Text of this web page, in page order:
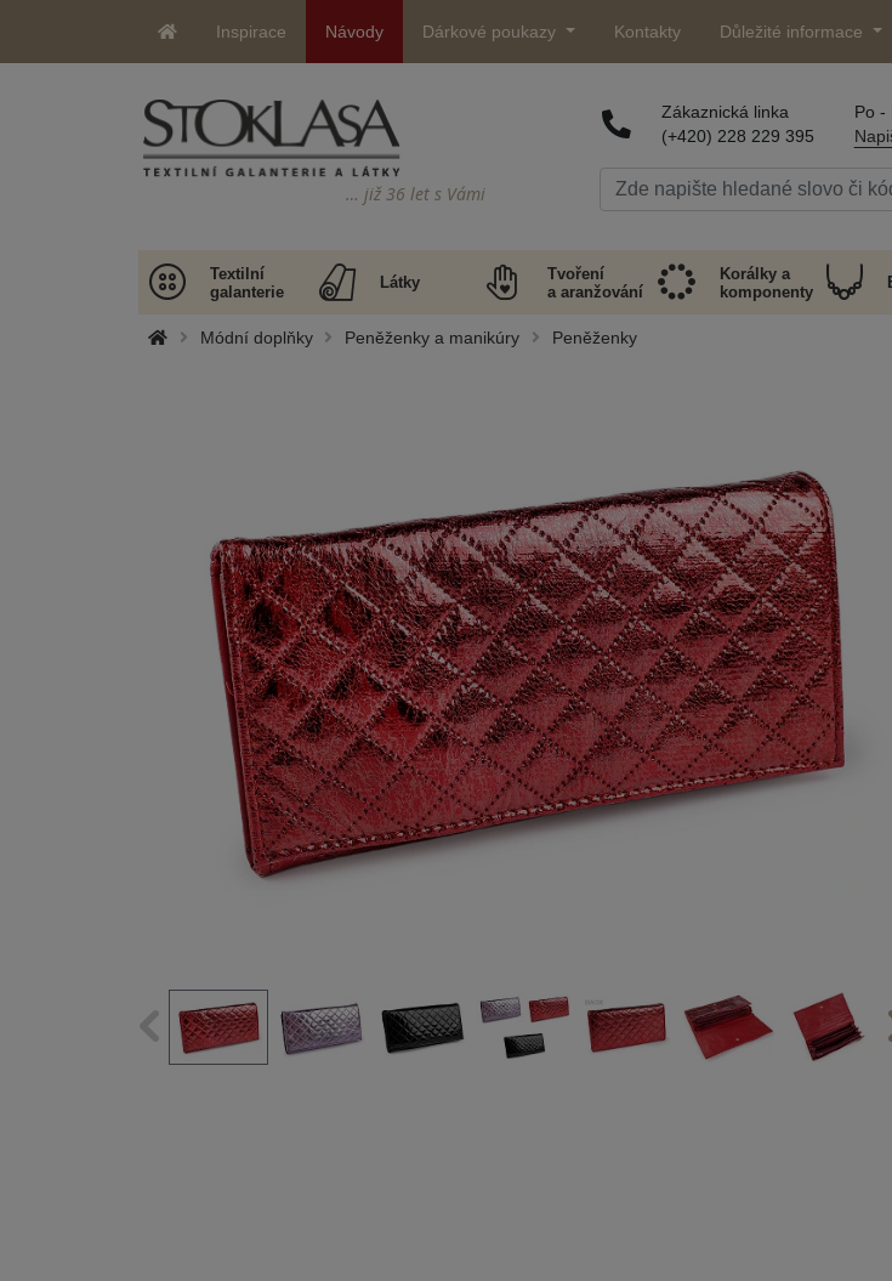
Inspirace Návody Dárkové poukazy Kontakty Důležité informace
… již 36 let s Vámi
Zákaznická linka
(+420) 228 229 395
Po -
Textilní
galanterie
Látky
Tvoření
a aranžování
Korálky a
komponenty
Módní doplňky Peněženky a manikúry Peněženky